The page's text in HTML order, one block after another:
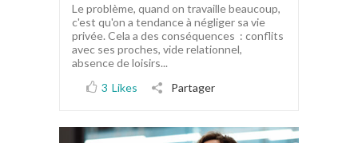
Le problème, quand on travaille beaucoup,
c'est qu'on a tendance à négliger sa vie
privée. Cela a des conséquences : conflits
avec ses proches, vide relationnel,
absence de loisirs...
3 Likes Partager